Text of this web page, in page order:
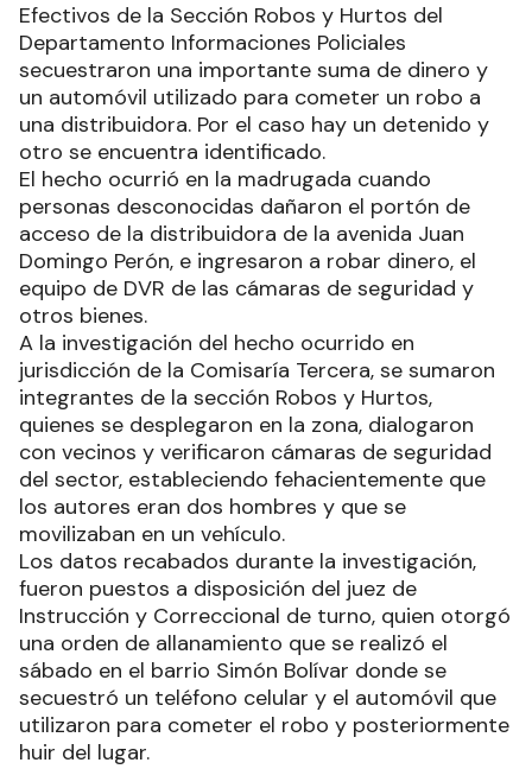
Efectivos de la Sección Robos y Hurtos del
Departamento Informaciones Policiales
secuestraron una importante suma de dinero y
un automóvil utilizado para cometer un robo a
una distribuidora. Por el caso hay un detenido y
otro se encuentra identificado.
El hecho ocurrió en la madrugada cuando
personas desconocidas dañaron el portón de
acceso de la distribuidora de la avenida Juan
Domingo Perón, e ingresaron a robar dinero, el
equipo de DVR de las cámaras de seguridad y
otros bienes.
A la investigación del hecho ocurrido en
jurisdicción de la Comisaría Tercera, se sumaron
integrantes de la sección Robos y Hurtos,
quienes se desplegaron en la zona, dialogaron
con vecinos y verificaron cámaras de seguridad
del sector, estableciendo fehacientemente que
los autores eran dos hombres y que se
movilizaban en un vehículo.
Los datos recabados durante la investigación,
fueron puestos a disposición del juez de
Instrucción y Correccional de turno, quien otorgó
una orden de allanamiento que se realizó el
sábado en el barrio Simón Bolívar donde se
secuestró un teléfono celular y el automóvil que
utilizaron para cometer el robo y posteriormente
huir del lugar.